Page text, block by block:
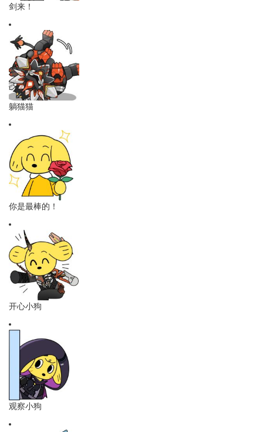
剑来！
躺猫猫
你是最棒的！
开心小狗
观察小狗